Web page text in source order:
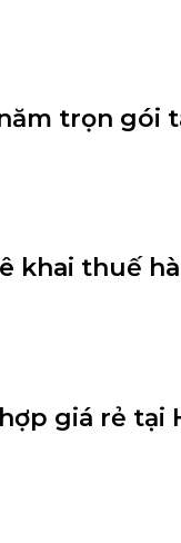
trọn gói
khai thuế
giá rẻ tại